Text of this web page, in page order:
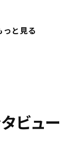
してい
できた
たのでよ
件確認
と見る
ビュー